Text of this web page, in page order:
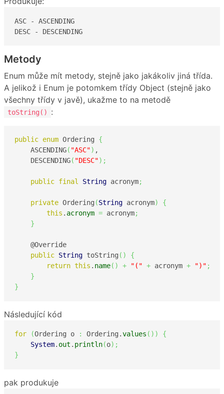
ASC - ASCENDING
DESC - DESCENDING
Metody
Enum může mít metody, stejně jako jakákoliv jiná třída.
A jelikož i Enum je potomkem třídy Object (stejně jako
všechny třídy v javě), ukažme to na metodě
toString() :
public enum Ordering {
    ASCENDING
( "ASC") ,
    DESCENDING
( "DESC") ;
public final String acronym;
private Ordering (String acronym)
{
this . acronym = acronym;
}
    @Override
public String toString ( )
{
return this . name( ) + "(" + acronym + ")" ;
}
}
Následující kód
for (Ordering o : Ordering.values ( ) )
{
System. out . println(o) ;
}
pak produkuje